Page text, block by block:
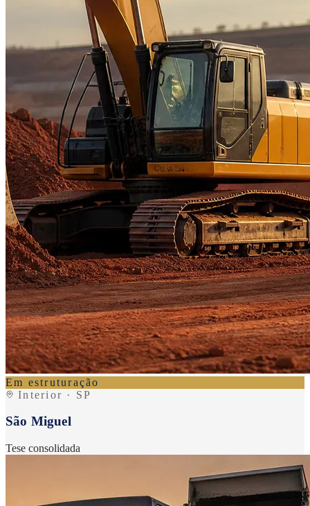
Em estruturação
Interior · SP
São Miguel
Tese consolidada